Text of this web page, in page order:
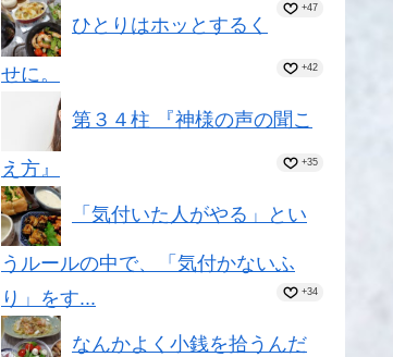
+47
ひとりはホッとするく
せに。 +42
第３４柱 『神様の声の聞こ
え方』 +35
「気付いた人がやる」とい
うルールの中で、「気付かないふ
り」をす...
+34
なんかよく小銭を拾うんだ